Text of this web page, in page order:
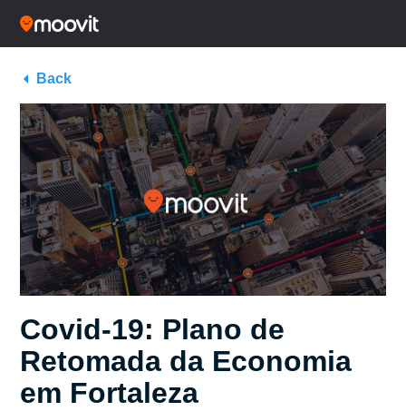
Back
Covid-19: Plano de
Retomada da Economia
em Fortaleza